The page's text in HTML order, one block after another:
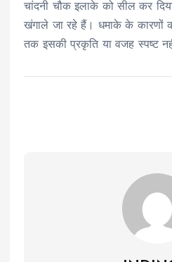
चांदनी चौक इलाके को सील कर
खंगाले जा रहे हैं। धमाके के कारणों
तक इसकी प्रकृति या वजह स्पष्ट